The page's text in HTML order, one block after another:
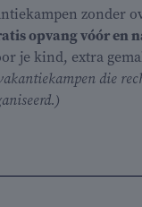
zonder
opvang vóór en
je kind, extra
die